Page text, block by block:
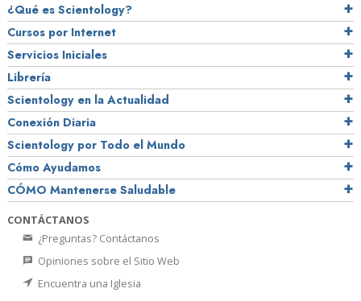
¿Qué es Scientology?
Cursos por Internet
Servicios Iniciales
Librería
Scientology en la Actualidad
Conexión Diaria
Scientology por Todo el Mundo
Cómo Ayudamos
CÓMO Mantenerse Saludable
CONTÁCTANOS
¿Preguntas? Contáctanos
Opiniones sobre el Sitio Web
Encuentra una Iglesia